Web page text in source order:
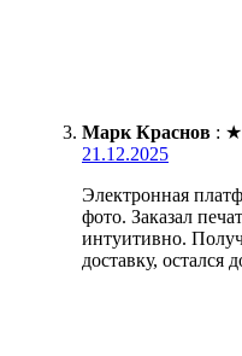
Марк Краснов : ★
21.12.2025
Электронная
фото. Заказал
интуитивно.
доставку, остался